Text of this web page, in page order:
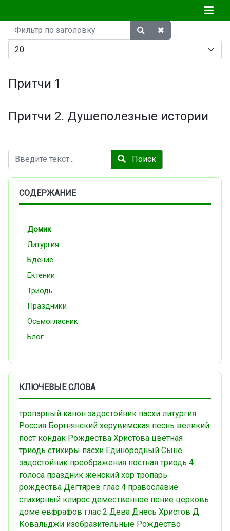
Фильтр
по
заголовку
Кол-во строк:
Притчи 1
Притчи 2. Душеполезные истории
Поиск Поиск
СОДЕРЖАНИЕ
Домик
Литургия
Бдение
Ектении
Триодь
Праздники
Осьмогласник
Блог
КЛЮЧЕВЫЕ СЛОВА
тропарный канон задостойник пасхи литургия
Россия Бортнянский херувимская песнь великий
пост кондак Рождества Христова цветная
триодь стихиры пасхи Единородный Сыне
задостойник преображения постная триодь 4
голоса праздник женский хор тропарь
рождества Дегтярев глас 4 православие
стихирный клирос демественное пение церковь
доме евфрафов глас 2 Дева Днесь Христов Д
Ковальджи изобразительные Рождество